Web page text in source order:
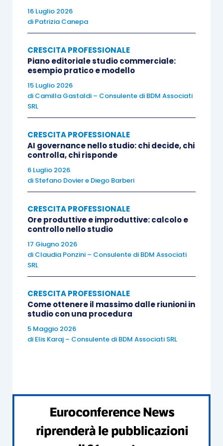
all’accessorio tecnologico di turno ha un
negativo immediato
telefono sul tavolo per attivare una dinamica di
distrazione e ridurre la sintonia (“
tanto aiuta a creare un clima positivo e di fiducia
fra le parti.
È davvero indispensabile mantenere la propria
connessione attiva tutto il giorno? Oppure
possiamo decidere di dedicarci al 100%, per il
tempo che serve, alla
Per approfondire gli aspetti della comunicazione vi
raccomandiamo il seguente seminario di
specializzazione:
16 Luglio 2026
di Patrizia Canepa
CRESCITA PROFESSIONALE
Piano editoriale studio commerciale:
esempio pratico e modello
15 Luglio 2026
di Camilla Gastaldi – Consulente di BDM Associati
SRL
CRESCITA PROFESSIONALE
AI governance nello studio: chi decide, chi
controlla, chi risponde
6 Luglio 2026
di Stefano Doviere Diego Barberi
CRESCITA PROFESSIONALE
Ore produttive e improduttive: calcolo e
controllo nello studio
17 Giugno 2026
di Claudia Ponzini – Consulente di BDM Associati
SRL
CRESCITA PROFESSIONALE
Come ottenere il massimo dalle riunioni in
studio con una procedura
5 Maggio 2026
di Elis Karaj – Consulente di BDM Associati SRL